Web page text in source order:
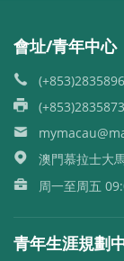
會址/青年中心
澳門慕拉士大
周一至周五
青年生涯規劃